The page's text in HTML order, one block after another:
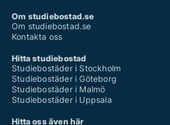
Om studiebostad.se
Om studiebostad.se
Kontakta oss
Hitta studiebostad
Studiebostäder i Stockholm
Studiebostäder i Göteborg
Studiebostäder i Malmö
Studiebostäder i Uppsala
Hitta oss även här